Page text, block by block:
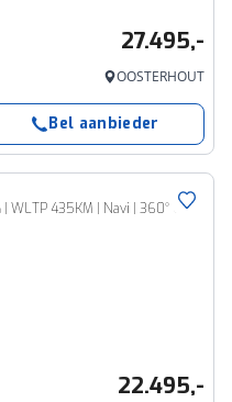
27.495,-
OOSTERHOUT
Bel aanbieder
4 Luxury 64 kWh | 1e-EIG. | SoH 94,6% | WLTP 435KM | Navi | 360° Cam | ACC | ECC | 17" LMV | Stoel + Stuur Verwarming | Warmtepomp | Led Dagrijverlichting |
22.495,-